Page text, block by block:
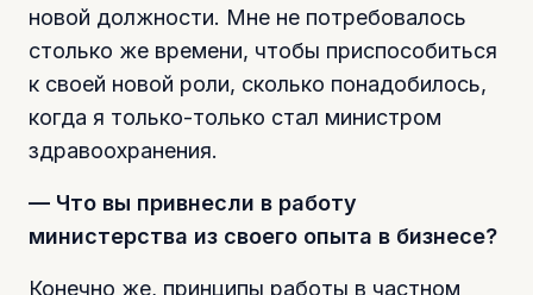
новой должности. Мне не потребовалось
столько же времени, чтобы приспособиться
к своей новой роли, сколько понадобилось,
когда я только-только стал министром
здравоохранения.
— Что вы привнесли в работу
министерства из своего опыта в бизнесе?
Конечно же, принципы работы в частном